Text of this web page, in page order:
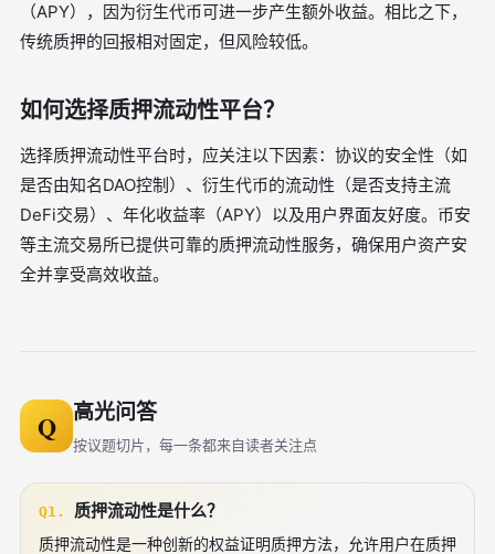
（APY），因为衍生代币可进一步产生额外收益。相比之下，
传统质押的回报相对固定，但风险较低。
如何选择质押流动性平台？
选择质押流动性平台时，应关注以下因素：协议的安全性（如
是否由知名DAO控制）、衍生代币的流动性（是否支持主流
DeFi交易）、年化收益率（APY）以及用户界面友好度。币安
等主流交易所已提供可靠的质押流动性服务，确保用户资产安
全并享受高效收益。
Q 高光问答
按议题切片，每一条都来自读者关注点
Q1. 质押流动性是什么？
质押流动性是一种创新的权益证明质押方法，允许用户在质押